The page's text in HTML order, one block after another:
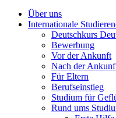
Über uns
Internationale
Deutschkurs
Bewerbung
Vor der Ankunft
Nach der
Für Eltern
Berufseinstieg
Studium für
Rund ums